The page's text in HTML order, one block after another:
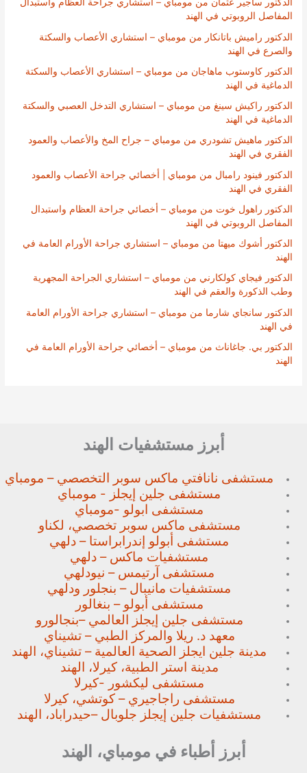
الدكتور ساجير عثمان من مومباي – استشاري جراحة العظام واستبدال
المفاصل الروبوتي في الهند
الدكتور راميش باتانكار من مومباي – استشاري الأعصاب والسكتة
والصرع في الهند
الدكتور كاوستوب ماهاجان من مومباي – استشاري الأعصاب والسكتة
الدماغية في الهند
الدكتور راكيش سينغ من مومباي – استشاري التدخل العصبي والسكتة
الدماغية في الهند
الدكتور ماهيش تشودري من مومباي – جراح المخ والأعصاب والعمود
الفقري في الهند
الدكتور فينود رامبال من مومباي | أخصائي جراحة الأعصاب والعمود
الفقري في الهند
الدكتور راهول خوت من مومباي – أخصائي جراحة العظام واستبدال
المفاصل الروبوتي في الهند
الدكتور أشوك ميهتا من مومباي – استشاري جراحة الأورام العامة في
الهند
الدكتور فيجاي كولكارني من مومباي – استشاري الجراحة المجهرية
وطب الذكورة والعقم في الهند
الدكتور سانجاي شارما من مومباي – استشاري جراحة الأورام العامة
في الهند
الدكتور بي. جاغاناث من مومباي – أخصائي جراحة الأورام العامة في
الهند
أبرز مستشفيات الهند
مستشفى نانافتي ماكس سوبر التخصصي – مومباي
مستشفى جلين إيجلز - مومباي
مستشفى ابولو -مومباي
مستشفى ماكس سوبر تخصصي، لكناو
مستشفى أبولو إندرابراستا – دلهي
مستشفيات ماكس – دلهي
مستشفى آرتيمس – نيودلهي
مستشفيات مانيبال – بنجلور ودلهي
مستشفى أبولو – بنغالور
مستشفى جلين إيجلز العالمي –بنجالورو
معهد د. ريلا والمركز الطبي – تشيناي
مدينة جلين ايجلز الصحية العالمية – تشيناي، الهند
مدينة استر الطبية، كيرلا، الهند
مستشفى ليكشور -كيرلا
مستشفى راجاجيري – كوتشي، كيرلا
مستشفيات جلين إيجلز جلوبال –حيدراباد، الهند
أبرز أطباء في مومباي، الهند